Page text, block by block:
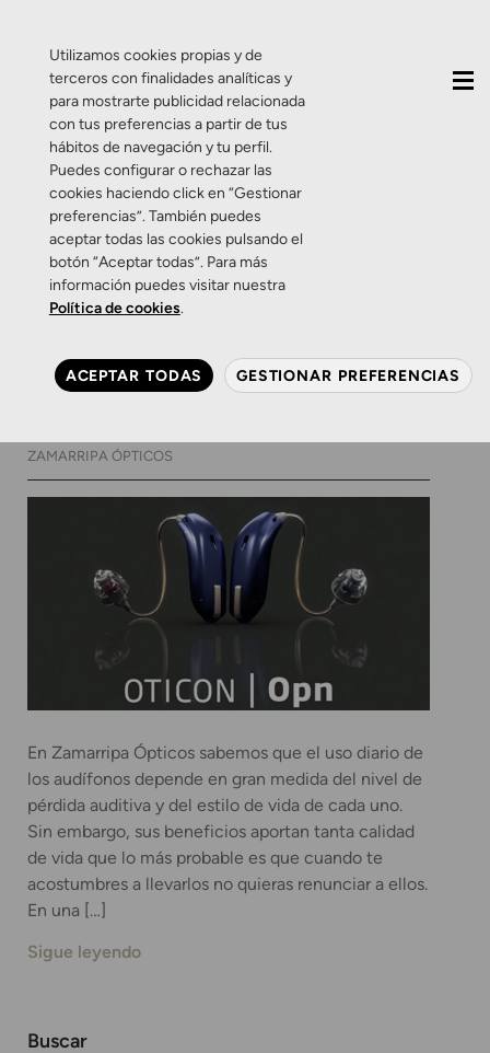
Etiqueta:tecnología
TwinLink
Productos Salud Auditiva
Oticon Opn, tecnología
para oír bien sin límite
ZAMARRIPA ÓPTICOS
En Zamarripa Ópticos sabemos que el uso diario de
los audífonos depende en gran medida del nivel de
pérdida auditiva y del estilo de vida de cada uno.
Sin embargo, sus beneficios aportan tanta calidad
de vida que lo más probable es que cuando te
acostumbres a llevarlos no quieras renunciar a ellos.
En una […]
Sigue leyendo
Buscar
Utilizamos cookies propias y de
terceros con finalidades analíticas y
para mostrarte publicidad relacionada
con tus preferencias a partir de tus
hábitos de navegación y tu perfil.
Puedes configurar o rechazar las
cookies haciendo click en “Gestionar
preferencias”. También puedes
aceptar todas las cookies pulsando el
botón “Aceptar todas”. Para más
información puedes visitar nuestra
Política de cookies.
ACEPTAR TODAS GESTIONAR PREFERENCIAS